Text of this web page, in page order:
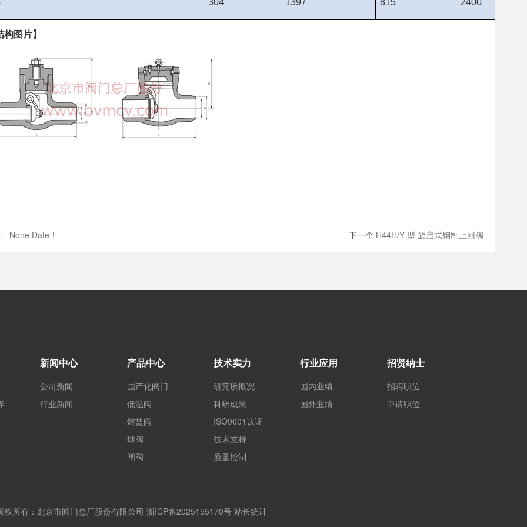
304 1397 815 2400
构图片】
None Date！ 下一个 H44H/Y 型 旋启式钢制止回阀
新闻中心
公司新闻
行业新闻
产品中心
国产化阀门
低温阀
熔盐阀
球阀
闸阀
技术实力
研究所概况
科研成果
ISO9001认证
技术支持
质量控制
行业应用
国内业绩
国外业绩
招贤纳士
招聘职位
申请职位
权所有：北京市阀门总厂股份有限公司浙ICP备2025155170号 站长统计